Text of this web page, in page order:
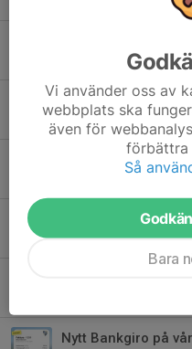
13 okt 2025 0
Rörelseglädje med
3 sep 2025 0
500-
Trädgårdsprodukter
15 apr 2025 0
Nytt Bankgiro på
Vi använder oss av
webbplats ska
även för
förbättra
Så
Bara